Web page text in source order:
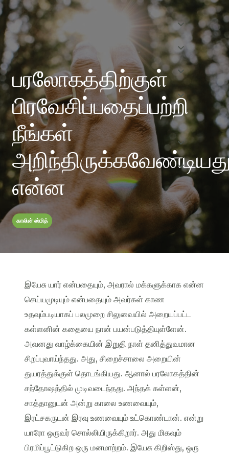
பரலோகத்திற்குள்
பிரவேசிப்பதைப்பற்றி
நீங்கள்
என்ன
காலின் ஸ்மித்
இயேசு யார் என்பதையும், அவரால் மக்களுக்காக என்ன
செய்யமுடியும் என்பதையும் அவர்கள் காண
உதவும்படியாகப் பலமுறை சிலுவையில் அறையப்பட்ட
கள்ளனின் கதையை நான் பயன்படுத்தியுள்ளேன்.
அவனது வாழ்க்கையின் இறுதி நாள் தனித்துவமான
சிறப்புவாய்ந்தது. அது, சிறைச்சாலை அறையின்
துயரத்துக்குள் தொடங்கியது. ஆனால் பரலோகத்தின்
சந்தோஷத்தில் முடிவடைந்தது. அந்தக் கள்ளன்,
சாத்தானுடன் அன்று காலை உணவையும்,
இரட்சகருடன் இரவு உணவையும் உட்கொண்டான். என்று
யாரோ ஒருவர் சொல்லியிருக்கிறார். அது மிகவும்
பிரமிப்பூட்டுகிற ஒரு மனமாற்றம். இயேசு கிறிஸ்து, ஒரு